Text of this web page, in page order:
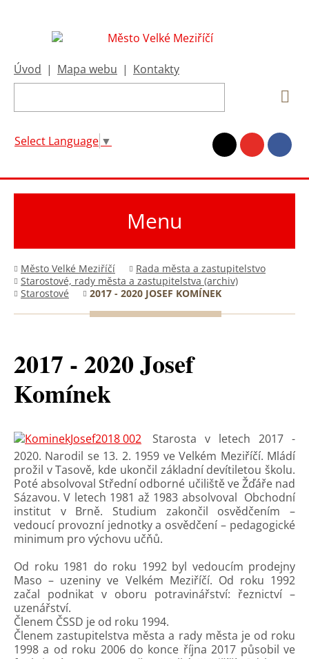
Úvod | Mapa webu | Kontakty
Select Language ▼
Menu
Město Velké Meziříčí
Rada města a zastupitelstvo
Starostové, rady města a zastupitelstva (archiv)
Starostové
2017 - 2020 JOSEF KOMÍNEK
2017 - 2020 Josef
Komínek
Starosta v letech 2017 -
2020. Narodil se 13. 2. 1959 ve Velkém Meziříčí. Mládí
prožil v Tasově, kde ukončil základní devítiletou školu.
Poté absolvoval Střední odborné učiliště ve Žďáře nad
Sázavou. V letech 1981 až 1983 absolvoval Obchodní
institut v Brně. Studium zakončil osvědčením –
vedoucí provozní jednotky a osvědčení – pedagogické
minimum pro výchovu učňů.
Od roku 1981 do roku 1992 byl vedoucím prodejny
Maso – uzeniny ve Velkém Meziříčí. Od roku 1992
začal podnikat v oboru potravinářství: řeznictví –
uzenářství.
Členem ČSSD je od roku 1994.
Členem zastupitelstva města a rady města je od roku
1998 a od roku 2006 do konce října 2017 působil ve